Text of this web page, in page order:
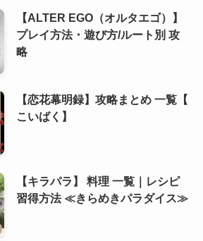
(8)
【ALTER EGO（オルタエゴ）】
プレイ方法・遊び方/ルート別 攻
略
【恋花幕明録】攻略まとめ 一覧【
こいばく】
【キラパラ】 料理 一覧｜レシピ
習得方法 ≪きらめきパラダイス≫